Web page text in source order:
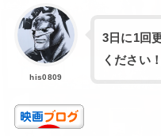
his0809
3日に1回
ください！